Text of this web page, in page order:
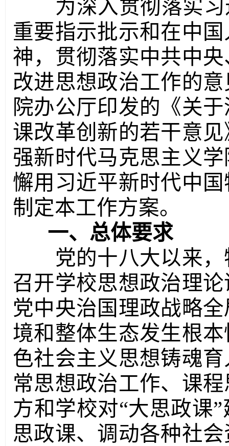
为深入贯彻落实习
重要指示批示和在中
神，贯彻落实中共中
改进思想政治工作的
院办公厅印发的《关
课改革创新的若干意
强新时代马克思主义
懈用习近平新时代中
制定本工作方案。
一、总体要求
党的十八大以来，
召开学校思想政治理
党中央治国理政战略
境和整体生态发生根
色社会主义思想铸魂
常思想政治工作、课
方和学校对“大思政课
思政课、调动各种社